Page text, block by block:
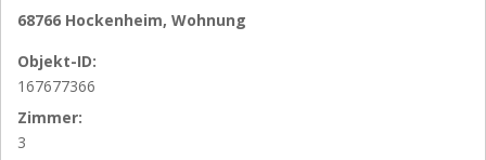
68766 Hockenheim, Wohnung
Objekt-ID:
167677366
Zimmer:
3